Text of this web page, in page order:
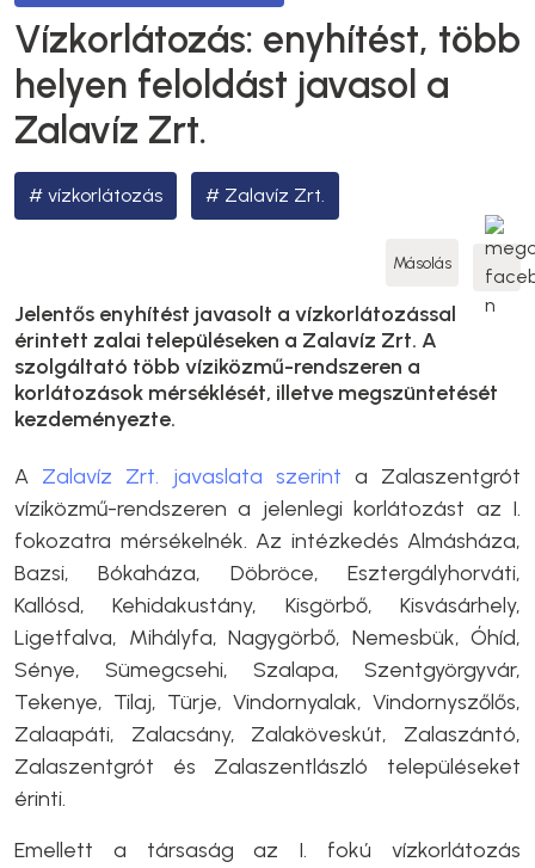
Vízkorlátozás: enyhítést, több
helyen feloldást javasol a
Zalavíz Zrt.
vízkorlátozás Zalavíz Zrt.
Másolás
Jelentős enyhítést javasolt a vízkorlátozással
érintett zalai településeken a Zalavíz Zrt. A
szolgáltató több víziközmű-rendszeren a
korlátozások mérséklését, illetve megszüntetését
kezdeményezte.
A Zalavíz Zrt. javaslata szerint a Zalaszentgrót
víziközmű-rendszeren a jelenlegi korlátozást az I.
fokozatra mérsékelnék. Az intézkedés Almásháza,
Bazsi, Bókaháza, Döbröce, Esztergályhorváti,
Kallósd, Kehidakustány, Kisgörbő, Kisvásárhely,
Ligetfalva, Mihályfa, Nagygörbő, Nemesbük, Óhíd,
Sénye, Sümegcsehi, Szalapa, Szentgyörgyvár,
Tekenye, Tilaj, Türje, Vindornyalak, Vindornyszőlős,
Zalaapáti, Zalacsány, Zalaköveskút, Zalaszántó,
Zalaszentgrót és Zalaszentlászló településeket
érinti.
Emellett a társaság az I. fokú vízkorlátozás